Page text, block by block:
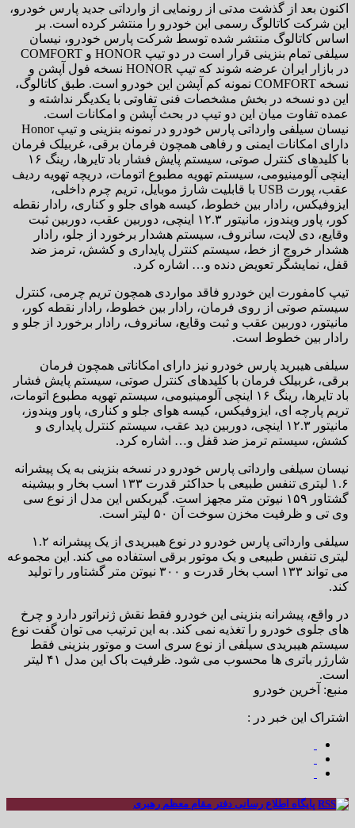
اکنون بعد از گذشت مدتی از رونمایی از وارداتی جدید پارس خودرو،
این شرکت کاتالوگ رسمی این خودرو را منتشر کرده است. بر
اساس کاتالوگ منتشر شده توسط شرکت پارس خودرو، نیسان
سیلفی تمام بنزینی قرار است در دو تیپ HONOR و COMFORT
در بازار ایران عرضه شوند که تیپ HONOR نسخه فول آپشن و
نسخه COMFORT نمونه کم آپشن این خودرو است. طبق کاتالوگ،
این دو نسخه در بخش مشخصات فنی تفاوتی با یکدیگر نداشته و
عمده تفاوت میان این دو تیپ در بحث آپشن و امکانات است.
نیسان سیلفی وارداتی پارس خودرو در نمونه بنزینی و تیپ Honor
دارای امکانات ایمنی و رفاهی همچون فرمان برقی، غربیلک فرمان
با کلیدهای کنترل صوتی، سیستم پایش فشار باد تایرها، رینگ ۱۶
اینچی آلومینیومی، سیستم تهویه مطبوع اتومات، دریچه تهویه ردیف
عقب، پورت USB با قابلیت شارژ موبایل، تریم چرم داخلی،
ایزوفیکس، رادار بین خطوط، کیسه هوای جلو و کناری، رادار نقطه
کور، پاور ویندوز، مانیتور ۱۲.۳ اینچی، دوربین عقب، دوربین ثبت
وقایع، دی لایت، سانروف، سیستم هشدار برخورد از جلو، رادار
هشدار خروج از خط، سیستم کنترل پایداری و کشش، ترمز ضد
قفل، نمایشگر تعویض دنده و… اشاره کرد.
تیپ کامفورت این خودرو فاقد مواردی همچون تریم چرمی، کنترل
سیستم صوتی از روی فرمان، رادار بین خطوط، رادار نقطه کور،
مانیتور، دوربین عقب و ثبت وقایع، سانروف، رادار برخورد از جلو و
رادار بین خطوط است.
سیلفی هیبرید پارس خودرو نیز دارای امکاناتی همچون فرمان
برقی، غربیلک فرمان با کلیدهای کنترل صوتی، سیستم پایش فشار
باد تایرها، رینگ ۱۶ اینچی آلومینیومی، سیستم تهویه مطبوع اتومات،
تریم پارچه ای، ایزوفیکس، کیسه هوای جلو و کناری، پاور ویندوز،
مانیتور ۱۲.۳ اینچی، دوربین دید عقب، سیستم کنترل پایداری و
کشش، سیستم ترمز ضد قفل و… اشاره کرد.
نیسان سیلفی وارداتی پارس خودرو در نسخه بنزینی به یک پیشرانه
۱.۶ لیتری تنفس طبیعی با حداکثر قدرت ۱۳۳ اسب بخار و بیشینه
گشتاور ۱۵۹ نیوتن متر مجهز است. گیربکس این مدل از نوع سی
وی تی و ظرفیت مخزن سوخت آن ۵۰ لیتر است.
سیلفی وارداتی پارس خودرو در نوع هیبریدی از یک پیشرانه ۱.۲
لیتری تنفس طبیعی و یک موتور برقی استفاده می کند. این مجموعه
می تواند ۱۳۳ اسب بخار قدرت و ۳۰۰ نیوتن متر گشتاور را تولید
کند.
در واقع، پیشرانه بنزینی این خودرو فقط نقش ژنراتور دارد و چرخ
های جلوی خودرو را تغذیه نمی کند. به این ترتیب می توان گفت نوع
سیستم هیبریدی سیلفی از نوع سری است و موتور بنزینی فقط
شارژر باتری ها محسوب می شود. ظرفیت باک این مدل ۴۱ لیتر
است.
منبع: آخرین خودرو
اشتراک این خبر در :
پایگاه اطلاع رسانی دفتر مقام معظم رهبری